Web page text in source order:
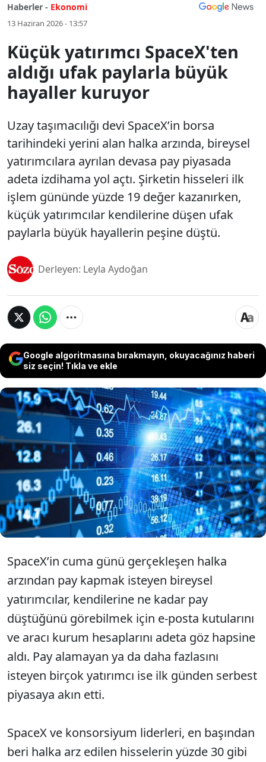
Haberler - Ekonomi
13 Haziran 2026 - 13:57
Küçük yatırımcı SpaceX'ten
aldığı ufak paylarla büyük
hayaller kuruyor
Uzay taşımacılığı devi SpaceX’in borsa
tarihindeki yerini alan halka arzında, bireysel
yatırımcılara ayrılan devasa pay piyasada
adeta izdihama yol açtı. Şirketin hisseleri ilk
işlem gününde yüzde 19 değer kazanırken,
küçük yatırımcılar kendilerine düşen ufak
paylarla büyük hayallerin peşine düştü.
Derleyen: Leyla Aydoğan
Google algoritmasına bırakmayın, okuyacağınız haberi
siz seçin! Tıkla ve ekle
Uzay taşımacılığı devi SpaceX’in borsa tarihindeki
yerini alan halka arzında, bireysel yatırımcılara
ayrılan devasa pay piyasada adeta izdihama yol
açtı. Şirketin hisseleri ilk işlem gününde yüzde 19
değer kazanırken, küçük yatırımcılar kendilerine
düşen ufak paylarla büyük hayallerin peşine
düştü.
SpaceX’in cuma günü gerçekleşen halka
arzından pay kapmak isteyen bireysel
yatırımcılar, kendilerine ne kadar pay
düştüğünü görebilmek için e-posta kutularını
ve aracı kurum hesaplarını adeta göz hapsine
aldı. Pay alamayan ya da daha fazlasını
isteyen birçok yatırımcı ise ilk günden serbest
piyasaya akın etti.
SpaceX ve konsorsiyum liderleri, en başından
beri halka arz edilen hisselerin yüzde 30 gibi